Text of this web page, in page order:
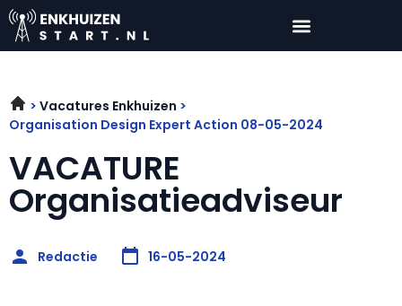
Vacatures Enkhuizen
Organisation Design Expert Action 08-05-2024
VACATURE
Organisatieadviseur
Redactie 16-05-2024